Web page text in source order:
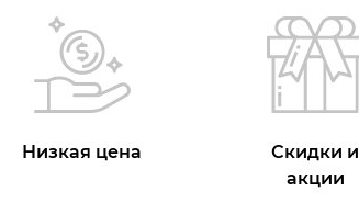
Низкая цена
Скидки и
акции